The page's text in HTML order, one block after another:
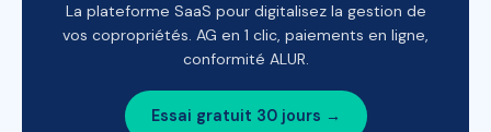
La plateforme SaaS pour digitalisez la gestion de
vos copropriétés. AG en 1 clic, paiements en ligne,
conformité ALUR.
Essai gratuit 30 jours →